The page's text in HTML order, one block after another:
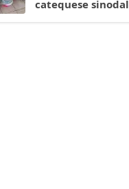
catequese sinodal